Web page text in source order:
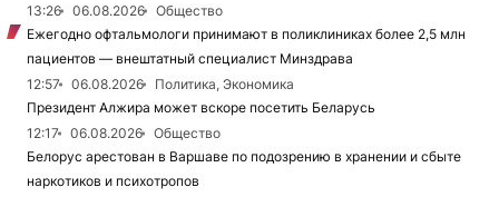
13:26
06.08.2026
Общество
Ежегодно офтальмологи принимают в поликлиниках более 2,5 млн
пациентов — внештатный специалист Минздрава
12:57
06.08.2026
Политика, Экономика
Президент Алжира может вскоре посетить Беларусь
12:17
06.08.2026
Общество
Белорус арестован в Варшаве по подозрению в хранении и сбыте
наркотиков и психотропов